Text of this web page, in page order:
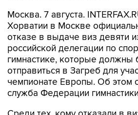
Москва. 7 августа.
Хорватии в Москве
отказе в выдаче виз девяти
российской делегации по
гимнастике, которые должны
отправиться в Загреб для
чемпионате Европы. Об этом
служба Федерации